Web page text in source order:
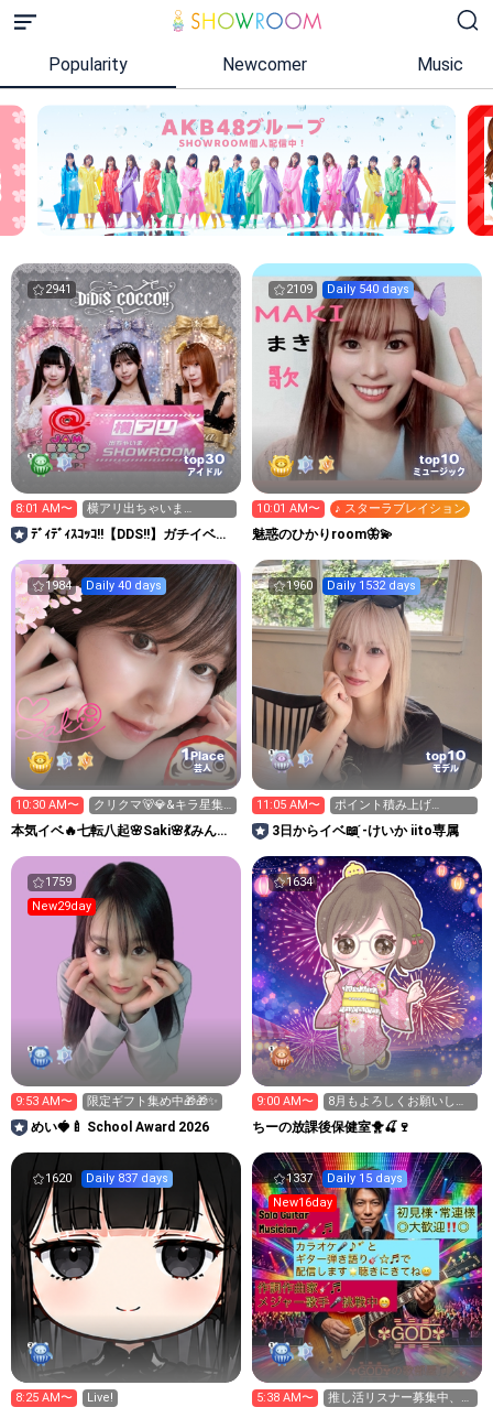
Popularity Newcomer Music
2941
top30
アイドル
8:01 AM〜
横アリ出ちゃいま
SHOWROOM参加中‼️🩷
ﾃﾞｨﾃﾞｨｽｺｯｺ!!【DDS!!】ガチイベ参
2109 Daily 540 days
top10
ミュージック
10:01 AM〜 ♪ スターラブレイション
魅惑のひかりroom🦋💫
1984 Daily 40 days
1Place
芸人
10:30 AM〜
クリクマ🐻💎&キラ星集
めてます🙇‍♀️🌸
本気イベ🔥七転八起🌸Saki🌸💃みんな
1960 Daily 1532 days
top10
モデル
11:05 AM〜
ポイント積み上げ
⤴️3000pt残り8人‼️
3日からイベ📖 ̖́-けいか iito専属
1759
New29day
9:53 AM〜 限定ギフト集め中🎁🎁✨
めい🍓🍼 School Award 2026
1634
9:00 AM〜
8月もよろしくお願いしま
す🐥🍒🍷
ちーの放課後保健室🐥🍒🍷
1620 Daily 837 days
8:25 AM〜 Live!
1337
Daily 15 days
New16day
5:38 AM〜
推し活リスナー募集中、皆